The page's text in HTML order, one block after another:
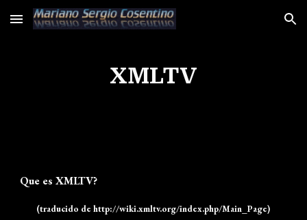
Skip to main content Skip to navigation
XMLTV
Que es XMLTV?
(traducido de http://wiki.xmltv.org/index.php/Main_Page)